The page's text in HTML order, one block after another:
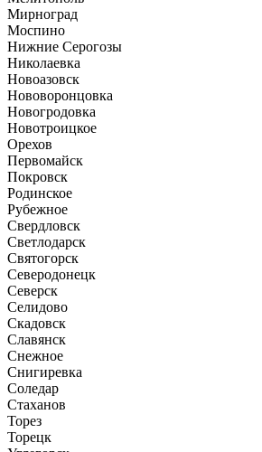
Мирноград
Моспино
Нижние Серогозы
Николаевка
Новоазовск
Нововоронцовка
Новогродовка
Новотроицкое
Орехов
Первомайск
Покровск
Родинское
Рубежное
Свердловск
Светлодарск
Святогорск
Северодонецк
Северск
Селидово
Скадовск
Славянск
Снежное
Снигиревка
Соледар
Стаханов
Торез
Торецк